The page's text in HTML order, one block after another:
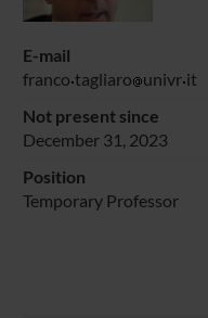
E-mail
franco tagliaro univr it
Not present since
December 31, 2023
Position
Temporary Professor